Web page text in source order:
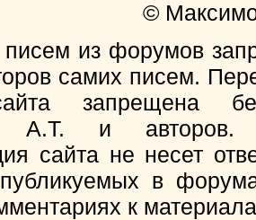
©
писем из форумов
самих писем.
запрещена
А.Т. и
сайта не несет
в
к